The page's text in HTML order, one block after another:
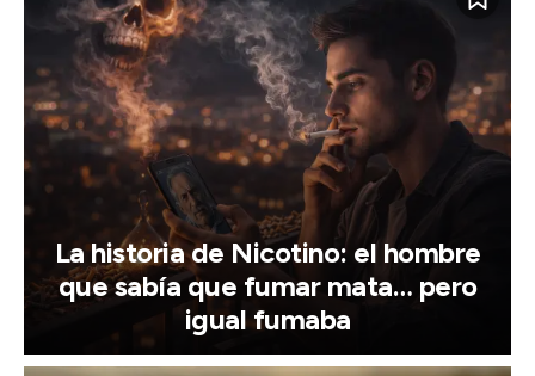
La historia de Nicotino: el hombre
que sabía que fumar mata… pero
igual fumaba